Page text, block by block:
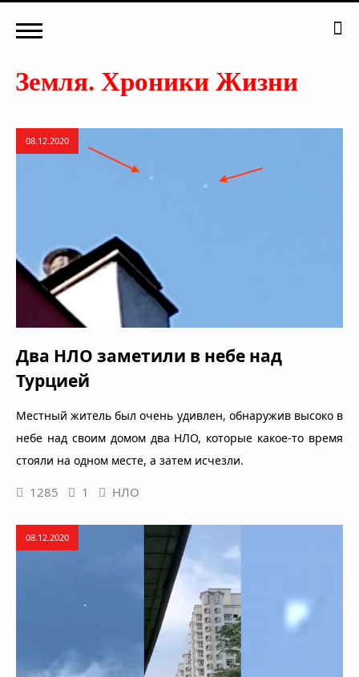
08.12.2020
Два НЛО заметили в небе над
Турцией
Местный житель был очень удивлен, обнаружив высоко в
небе над своим домом два НЛО, которые какое-то время
стояли на одном месте, а затем исчезли.
1285 1 НЛО
08.12.2020